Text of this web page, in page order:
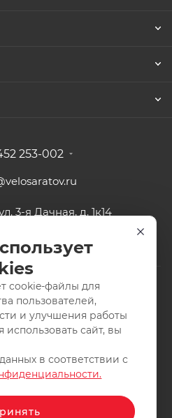
253-002
3-я Дачная, д. 1к14
спортивных товаров
публичной офертой. Все права
материалов и фотографий
cookie-файлы для
пользователей,
и улучшения работы
сайт, вы
в соответствии с